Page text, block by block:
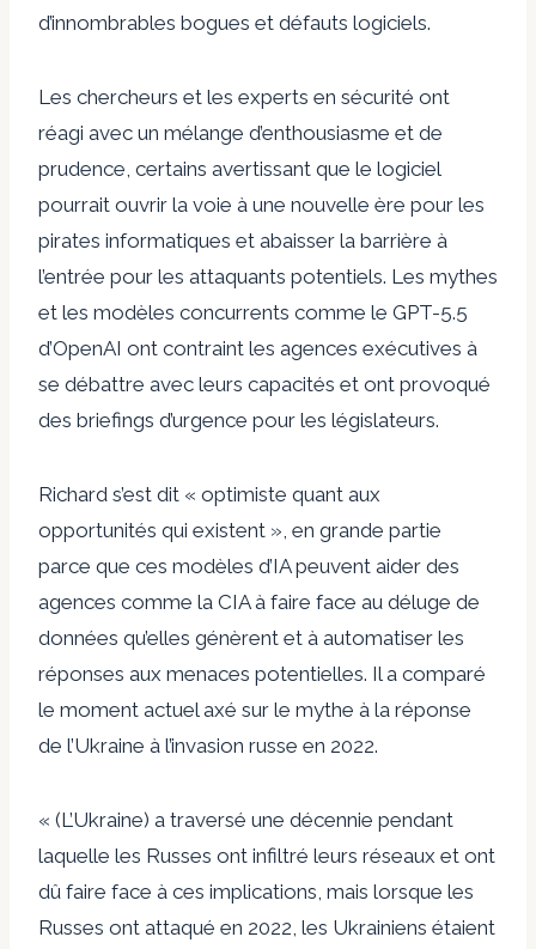
d’innombrables bogues et défauts logiciels.
Les chercheurs et les experts en sécurité ont
réagi avec un mélange d’enthousiasme et de
prudence, certains avertissant que le logiciel
pourrait ouvrir la voie à une nouvelle ère pour les
pirates informatiques et abaisser la barrière à
l’entrée pour les attaquants potentiels. Les mythes
et les modèles concurrents comme le GPT-5.5
d’OpenAI ont contraint les agences exécutives à
se débattre avec leurs capacités et ont provoqué
des briefings d’urgence pour les législateurs.
Richard s’est dit « optimiste quant aux
opportunités qui existent », en grande partie
parce que ces modèles d’IA peuvent aider des
agences comme la CIA à faire face au déluge de
données qu’elles génèrent et à automatiser les
réponses aux menaces potentielles. Il a comparé
le moment actuel axé sur le mythe à la réponse
de l’Ukraine à l’invasion russe en 2022.
« (L’Ukraine) a traversé une décennie pendant
laquelle les Russes ont infiltré leurs réseaux et ont
dû faire face à ces implications, mais lorsque les
Russes ont attaqué en 2022, les Ukrainiens étaient